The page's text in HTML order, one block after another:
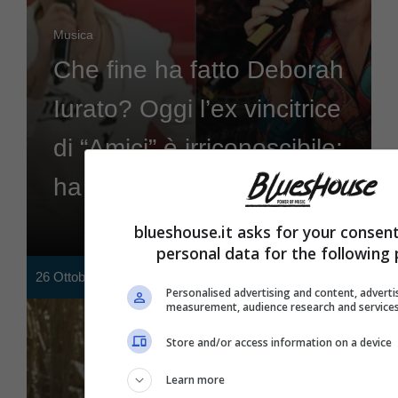
Musica
Che fine ha fatto Deborah
Iurato? Oggi l’ex vincitrice
di “Amici” è irriconoscibile:
ha stravolto tutto
26 Ottobre 2023
blueshouse.it asks for your
personal data for the following
Personalised advertising and content,
measurement, audience research and
Store and/or access information on a device
Learn more